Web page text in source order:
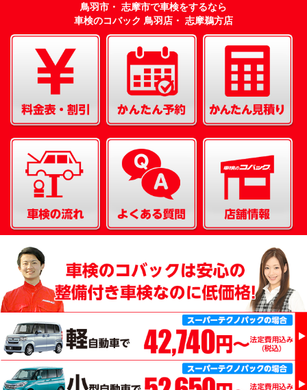
鳥羽市・ 志摩市で車検をするなら
車検のコバック 鳥羽店・ 志摩鵜方店